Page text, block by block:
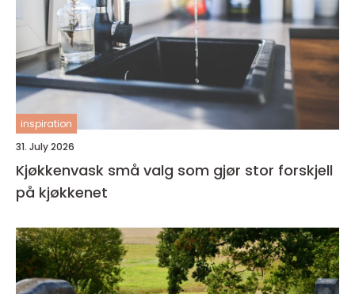
inspiration
31. July 2026
Kjøkkenvask små valg som gjør stor forskjell
på kjøkkenet